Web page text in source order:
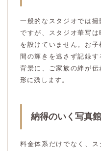
一般的なスタジオでは
ですが、スタジオ華写
を設けていません。お
間の輝きを逃さず記録
背景に、ご家族の絆が伝
形に残します。
納得のいく写真
料金体系だけでなく、